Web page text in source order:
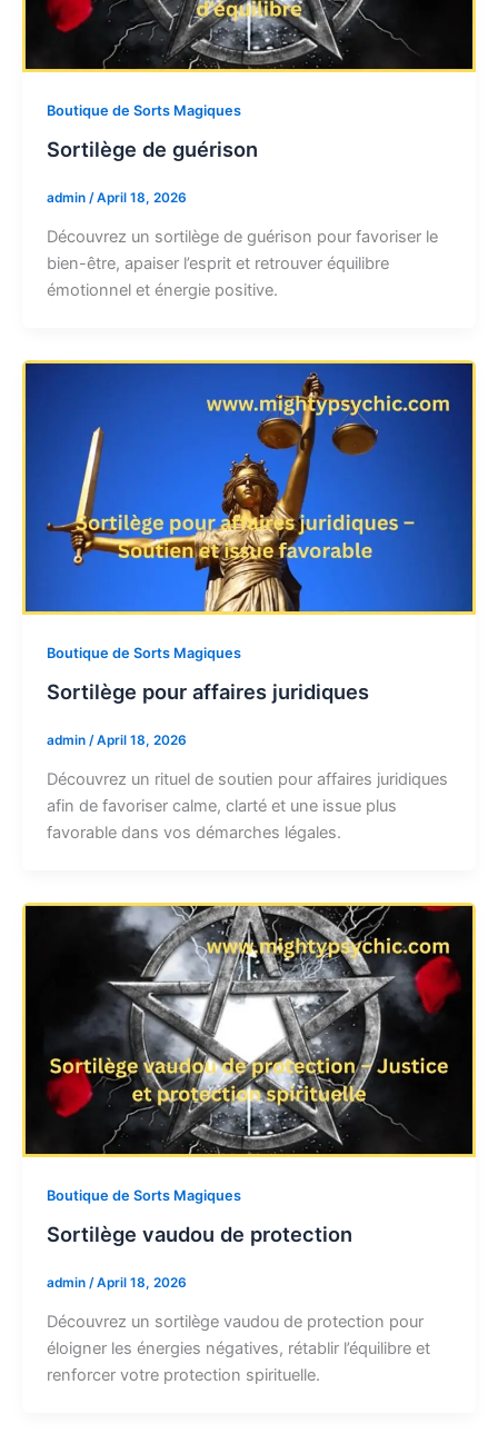
Boutique de Sorts Magiques
Sortilège de guérison
admin /April 18, 2026
Découvrez un sortilège de guérison pour favoriser le
bien-être, apaiser l’esprit et retrouver équilibre
émotionnel et énergie positive.
Boutique de Sorts Magiques
Sortilège pour affaires juridiques
admin /April 18, 2026
Découvrez un rituel de soutien pour affaires juridiques
afin de favoriser calme, clarté et une issue plus
favorable dans vos démarches légales.
Boutique de Sorts Magiques
Sortilège vaudou de protection
admin /April 18, 2026
Découvrez un sortilège vaudou de protection pour
éloigner les énergies négatives, rétablir l’équilibre et
renforcer votre protection spirituelle.